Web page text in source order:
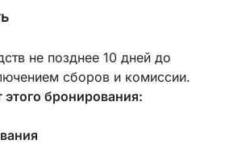
это расслабляющий и
в одном из самых красивых
Португалии.
Присоединяйтесь к нам
незабываемым
не позднее 10 дней до
сборов и комиссии.
этого бронирования: